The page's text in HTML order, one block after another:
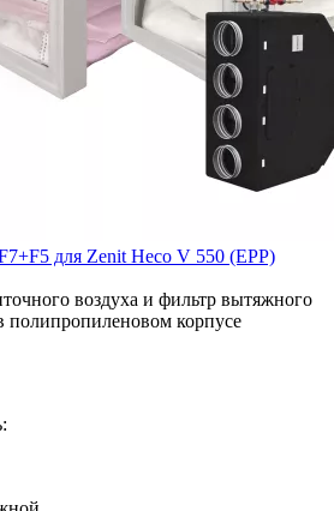
для Zenit Heco V 550 (EPP)
воздуха и фильтр вытяжного
корпусе